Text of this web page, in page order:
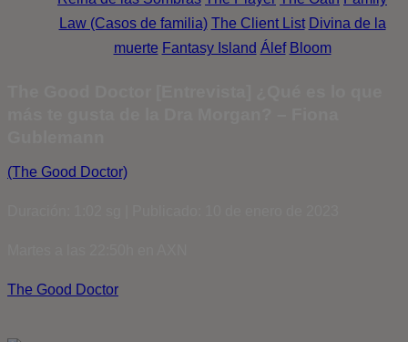
Law (Casos de familia) The Client List Divina de la
muerte Fantasy Island Álef Bloom
(The Good Doctor)
The Good Doctor